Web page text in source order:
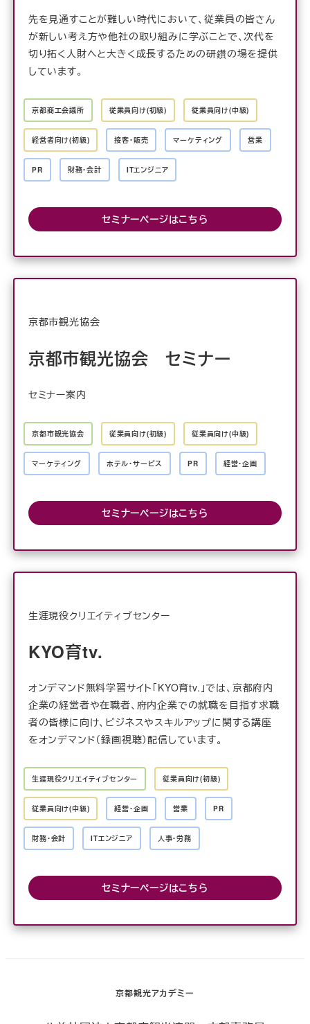
先を見通すことが難しい時代において、従業員の皆さん
が新しい考え方や他社の取り組みに学ぶことで、次代を
切り拓く人財へと大きく成長するための研鑽の場を提供
しています。
京都商工会議所 従業員向け(初級) 従業員向け(中級)
経営者向け(初級) 接客・販売 マーケティング 営業
PR 財務・会計 ITエンジニア
セミナーページはこちら
京都市観光協会
京都市観光協会 セミナー
セミナー案内
京都市観光協会 従業員向け(初級) 従業員向け(中級)
マーケティング ホテル・サービス PR 経営・企画
セミナーページはこちら
生涯現役クリエイティブセンター
KYO育tv.
オンデマンド無料学習サイト「KYO育tv.」では、京都府内
企業の経営者や在職者、府内企業での就職を目指す求職
者の皆様に向け、ビジネスやスキルアップに関する講座
をオンデマンド（録画視聴）配信しています。
生涯現役クリエイティブセンター 従業員向け(初級)
従業員向け(中級) 経営・企画 営業 PR
財務・会計 ITエンジニア 人事・労務
セミナーページはこちら
京都観光アカデミー